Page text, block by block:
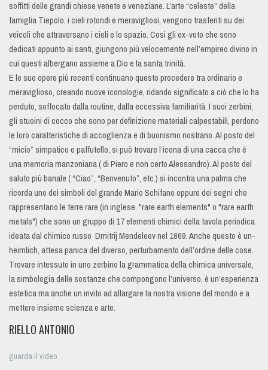
soffitti delle grandi chiese venete e veneziane. L’arte “celeste” della
famiglia Tiepolo, i cieli rotondi e meravigliosi, vengono trasferiti su dei
veicoli che attraversano i cieli e lo spazio. Così gli ex-voto che sono
dedicati appunto ai santi, giungono più velocemente nell’empireo divino in
cui questi albergano assieme a Dio e la santa trinità.
E le sue opere più recenti continuano questo procedere tra ordinario e
meraviglioso, creando nuove iconologie, ridando significato a ciò che lo ha
perduto, soffocato dalla routine, dalla eccessiva familiarità. I suoi zerbini,
gli stuoini di cocco che sono per definizione materiali calpestabili, perdono
le loro caratteristiche di accoglienza e di buonismo nostrano. Al posto del
“micio” simpatico e paffutello, si può trovare l’icona di una cacca che è
una memoria manzoniana ( di Piero e non certo Alessandro). Al posto del
saluto più banale ( “Ciao”, “Benvenuto”, etc.) si incontra una palma che
ricorda uno dei simboli del grande Mario Schifano oppure dei segni che
rappresentano le terre rare (in inglese "rare earth elements" o "rare earth
metals") che sono un gruppo di 17 elementi chimici della tavola periodica
ideata dal chimico russo Dmitrij Mendeleev nel 1869. Anche questo è un-
heimlich, attesa panica del diverso, perturbamento dell’ordine delle cose.
Trovare intessuto in uno zerbino la grammatica della chimica universale,
la simbologia delle sostanze che compongono l’universo, è un’esperienza
estetica ma anche un invito ad allargare la nostra visione del mondo e a
mettere insieme scienza e arte.
RIELLO ANTONIO
guarda il video